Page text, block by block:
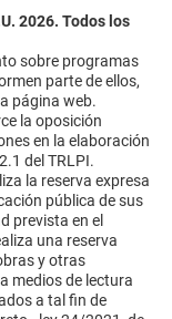
2026. Todos los
sobre programas
parte de ellos,
página web.
la oposición
en la elaboración
del TRLPI.
la reserva expresa
pública de sus
prevista en el
una reserva
y otras
medios de lectura
a tal fin de